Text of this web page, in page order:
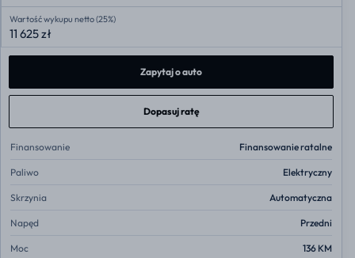
Wartość wykupu netto (25%)
11 625 zł
Zapytaj o auto
Dopasuj ratę
Finansowanie Finansowanie ratalne
Paliwo Elektryczny
Skrzynia Automatyczna
Napęd Przedni
Moc 136 KM